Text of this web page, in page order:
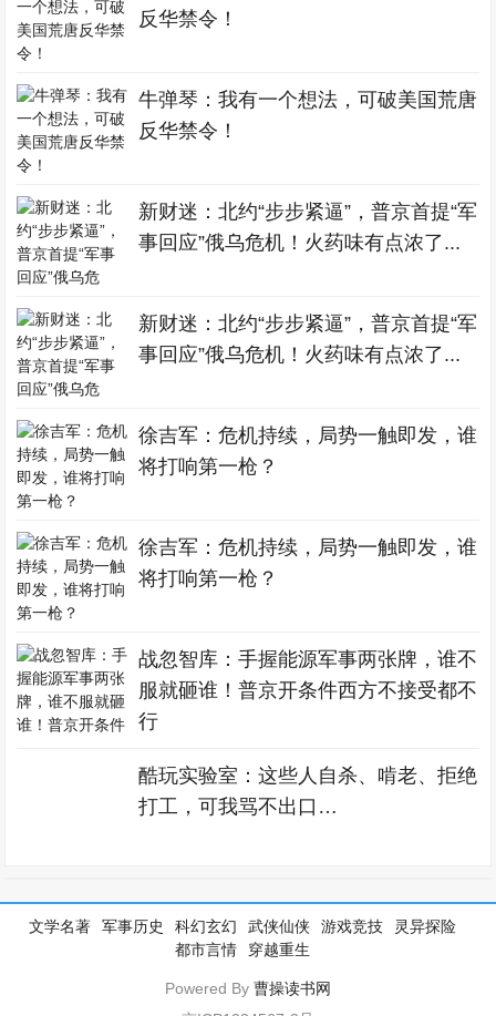
反华禁令！
牛弹琴：我有一个想法，可破美国荒唐
反华禁令！
新财迷：北约“步步紧逼”，普京首提“军
事回应”俄乌危机！火药味有点浓了...
新财迷：北约“步步紧逼”，普京首提“军
事回应”俄乌危机！火药味有点浓了...
徐吉军：危机持续，局势一触即发，谁
将打响第一枪？
徐吉军：危机持续，局势一触即发，谁
将打响第一枪？
战忽智库：手握能源军事两张牌，谁不
服就砸谁！普京开条件西方不接受都不
行
酷玩实验室：这些人自杀、啃老、拒绝
打工，可我骂不出口…
文学名著 军事历史 科幻玄幻 武侠仙侠 游戏竞技
灵异探险
都市言情
穿越重生
Powered By 曹操读书网